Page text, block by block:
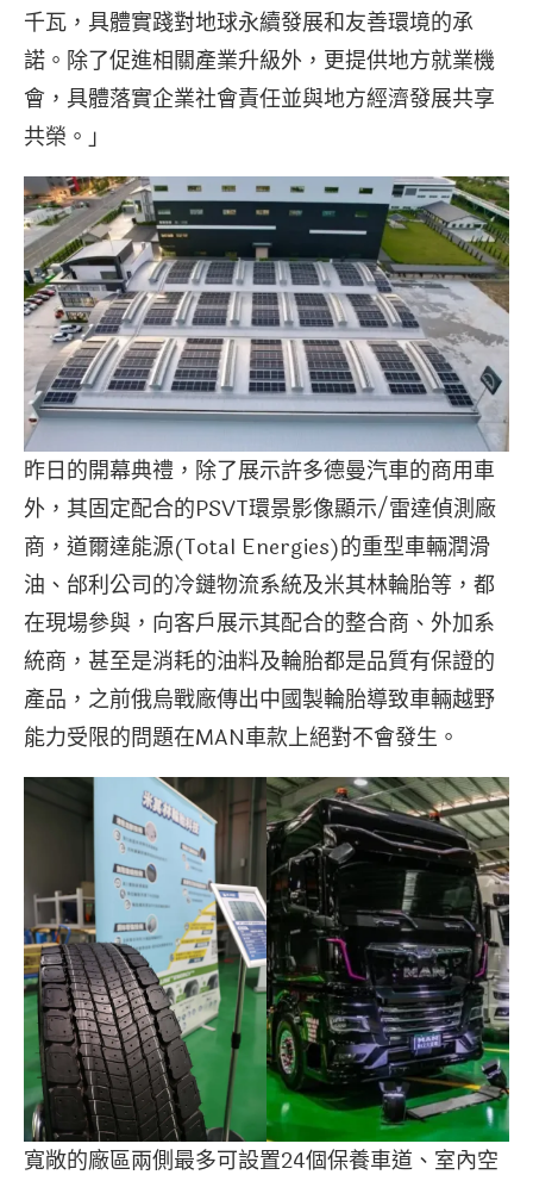
千瓦，具體實踐對地球永續發展和友善環境的承
諾。除了促進相關產業升級外，更提供地方就業機
會，具體落實企業社會責任並與地方經濟發展共享
共榮。」
昨日的開幕典禮，除了展示許多德曼汽車的商用車
外，其固定配合的PSVT環景影像顯示/雷達偵測廠
商，道爾達能源(Total Energies)的重型車輛潤滑
油、邰利公司的冷鏈物流系統及米其林輪胎等，都
在現場參與，向客戶展示其配合的整合商、外加系
統商，甚至是消耗的油料及輪胎都是品質有保證的
產品，之前俄烏戰廠傳出中國製輪胎導致車輛越野
能力受限的問題在MAN車款上絕對不會發生。
寬敞的廠區兩側最多可設置24個保養車道、室內空